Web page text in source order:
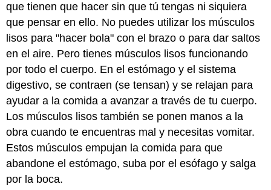
que tienen que hacer sin que tú tengas ni siquiera
que pensar en ello. No puedes utilizar los músculos
lisos para "hacer bola" con el brazo o para dar saltos
en el aire. Pero tienes músculos lisos funcionando
por todo el cuerpo. En el estómago y el sistema
digestivo, se contraen (se tensan) y se relajan para
ayudar a la comida a avanzar a través de tu cuerpo.
Los músculos lisos también se ponen manos a la
obra cuando te encuentras mal y necesitas vomitar.
Estos músculos empujan la comida para que
abandone el estómago, suba por el esófago y salga
por la boca.